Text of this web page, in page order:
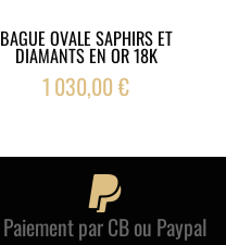
BAGUE OVALE SAPHIRS ET
DIAMANTS EN OR 18K
1 030,00 €
Paiement par CB ou Paypal